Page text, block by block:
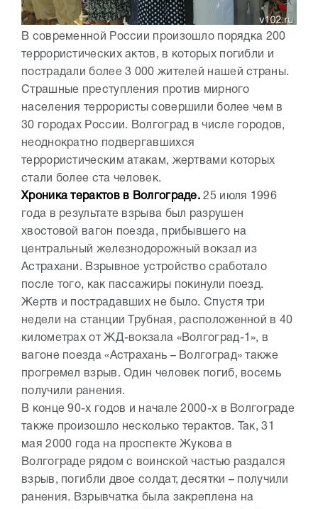
В современной России произошло порядка 200
террористических актов, в которых погибли и
пострадали более 3 000 жителей нашей страны.
Страшные преступления против мирного
населения террористы совершили более чем в
30 городах России. Волгоград в числе городов,
неоднократно подвергавшихся
террористическим атакам, жертвами которых
стали более ста человек.
Хроника терактов в Волгограде.25 июля 1996
года в результате взрыва был разрушен
хвостовой вагон поезда, прибывшего на
центральный железнодорожный вокзал из
Астрахани. Взрывное устройство сработало
после того, как пассажиры покинули поезд.
Жертв и пострадавших не было. Спустя три
недели на станции Трубная, расположенной в 40
километрах от ЖД-вокзала «Волгоград-1», в
вагоне поезда «Астрахань – Волгоград» также
прогремел взрыв. Один человек погиб, восемь
получили ранения.
В конце 90-х годов и начале 2000-х в Волгограде
также произошло несколько терактов. Так, 31
мая 2000 года на проспекте Жукова в
Волгограде рядом с воинской частью раздался
взрыв, погибли двое солдат, десятки – получили
ранения. Взрывчатка была закреплена на